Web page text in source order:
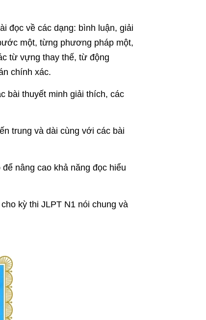
đọc về các dạng: bình luận, giải
một, từng phương pháp một,
từ vựng thay thế, từ động
chính xác.
bài thuyết minh giải thích, các
trung và dài cùng với các bài
nâng cao khả năng đọc hiểu
kỳ thi JLPT N1 nói chung và